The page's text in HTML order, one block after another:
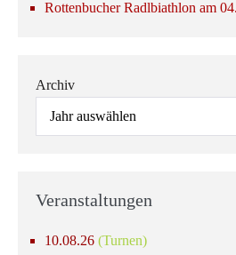
Rottenbucher Radlbiathlon am
Archiv
Veranstaltungen
10.08.26 (Turnen)